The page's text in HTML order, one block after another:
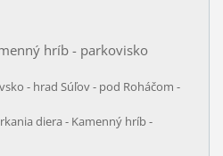
hríb - parkovisko
- hrad Súľov - pod Roháčom -
diera - Kamenný hríb -